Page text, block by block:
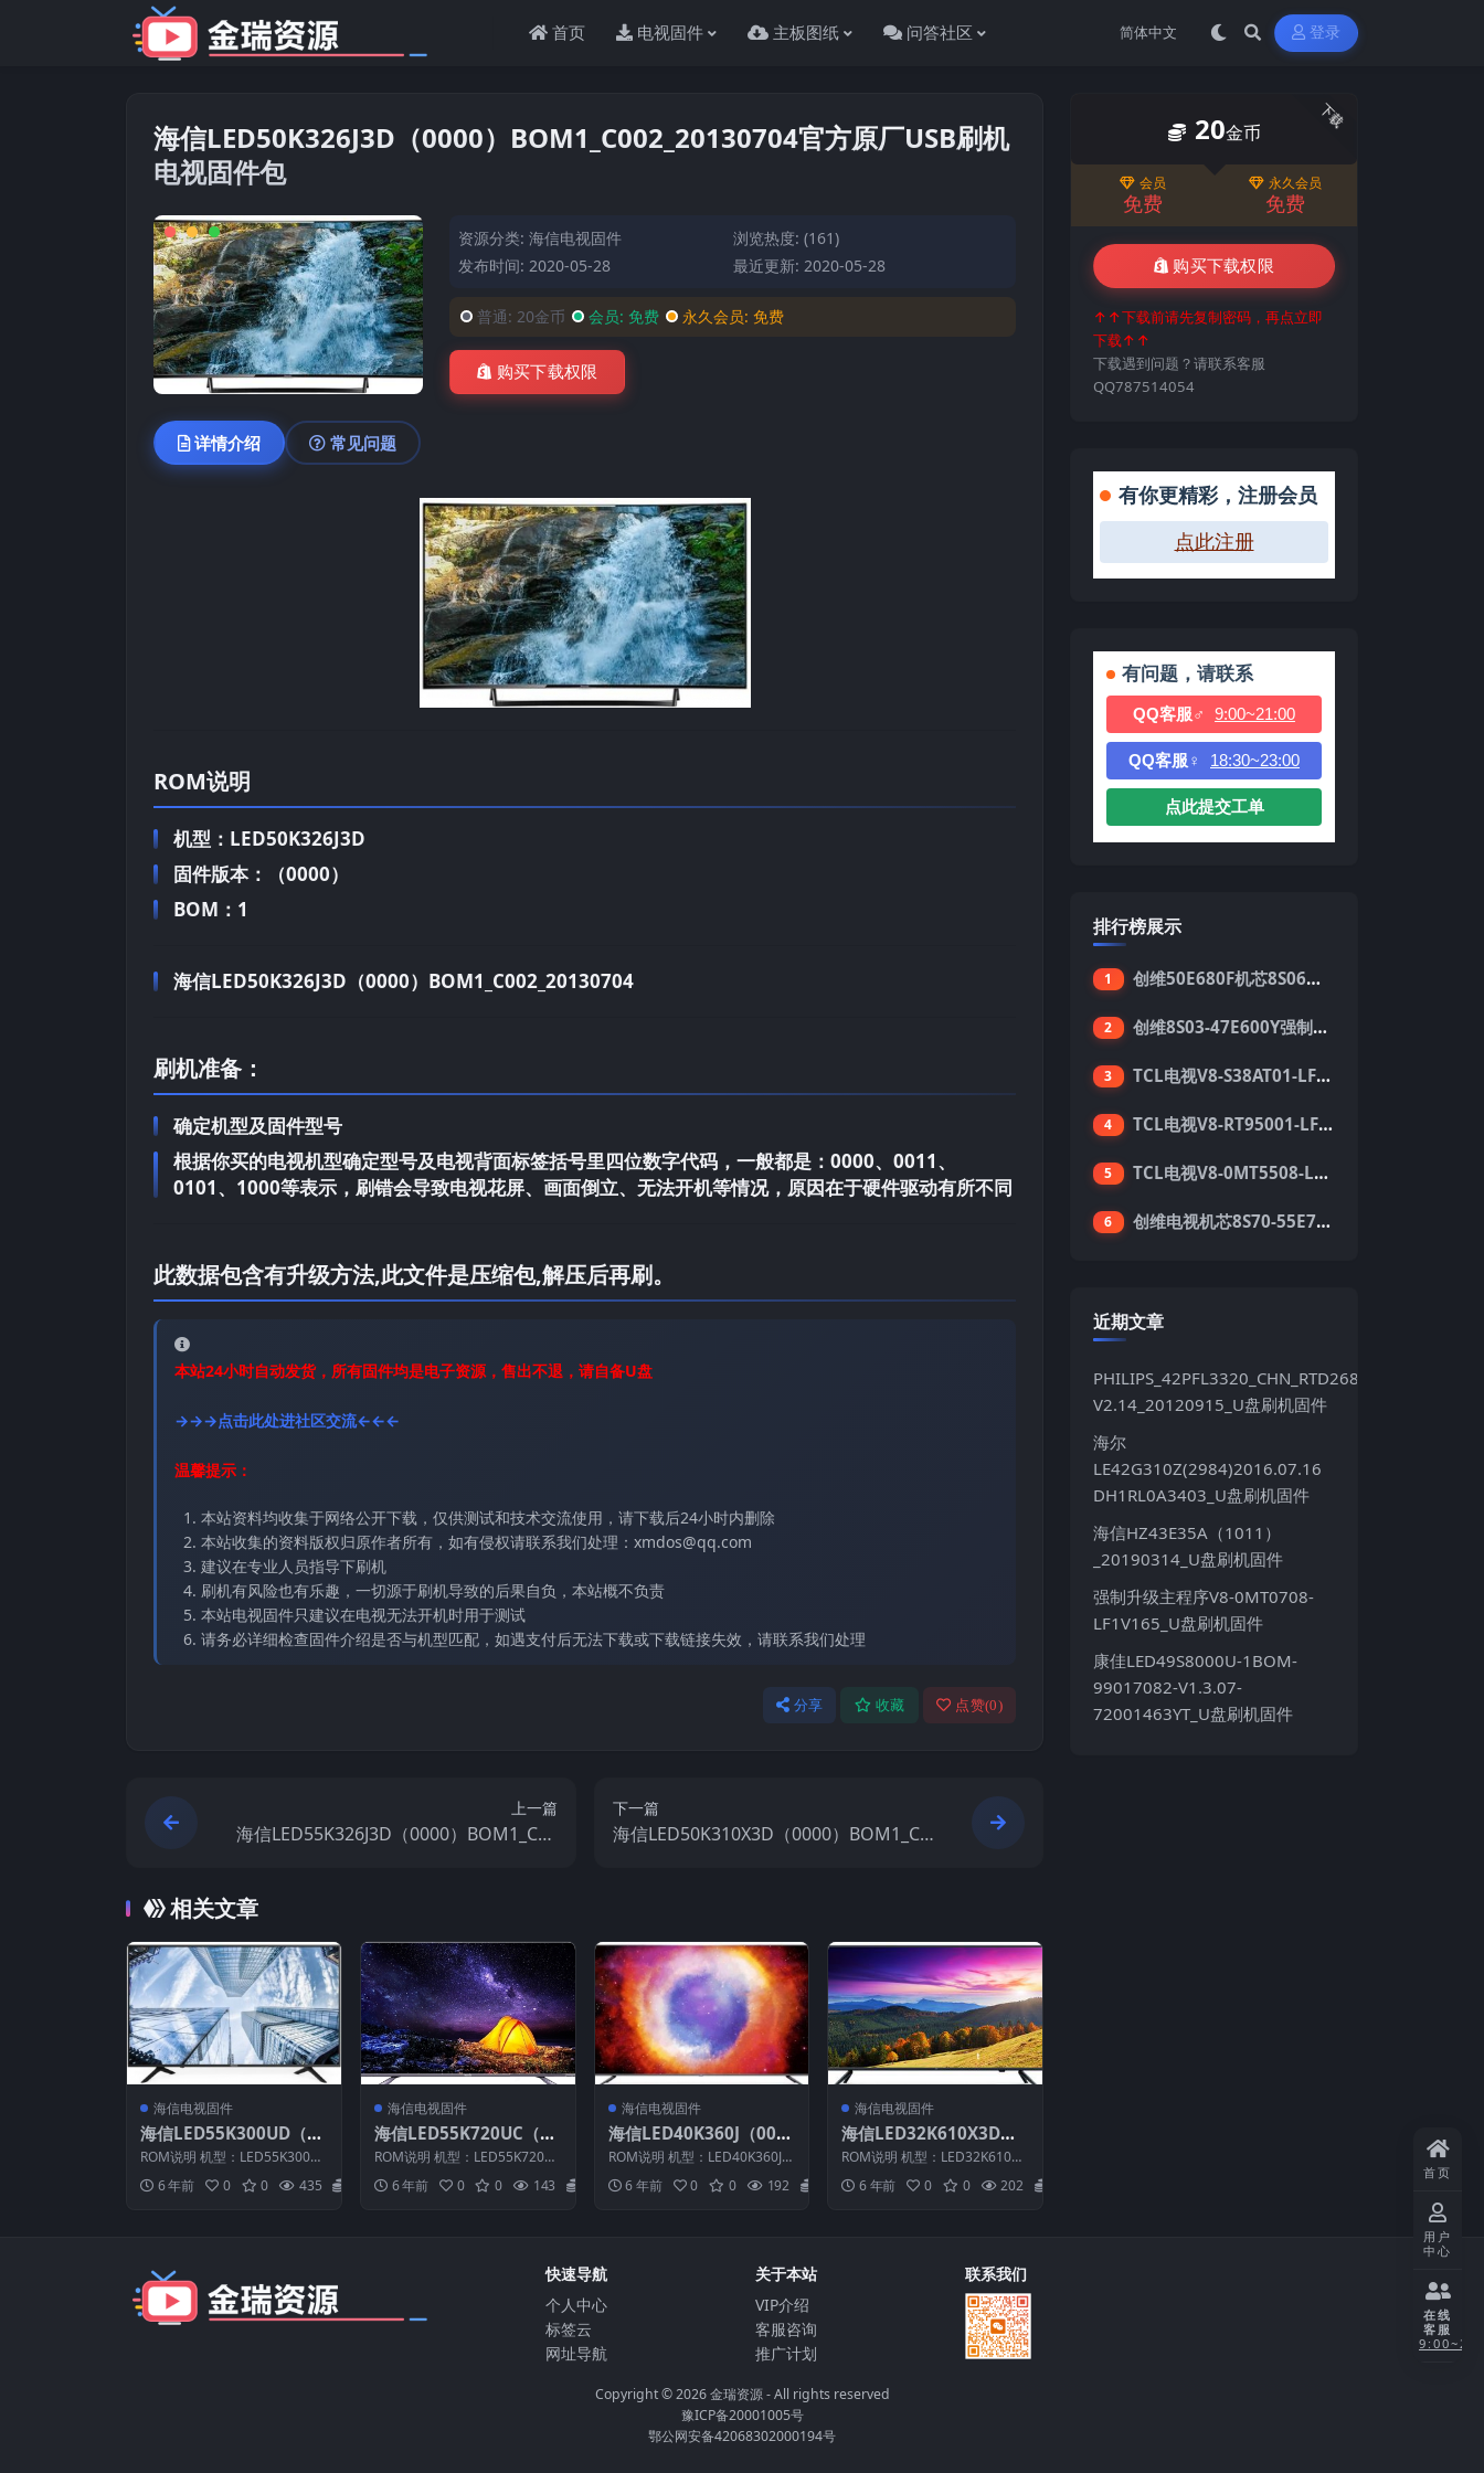
首页 电视固件 主板图纸 问答社区 登录
海信LED50K326J3D（0000）BOM1_C002_20130704官方原厂USB刷机
电视固件包
资源分类:海信电视固件
浏览热度: (161)
发布时间: 2020-05-28
最近更新: 2020-05-28
普通: 20金币 会员: 免费 永久会员:免费
购买下载权限
详情介绍 常见问题
ROM说明
机型：LED50K326J3D
固件版本：（0000）
BOM：1
海信LED50K326J3D（0000）BOM1_C002_20130704
刷机准备：
确定机型及固件型号
根据你买的电视机型确定型号及电视背面标签括号里四位数字代码，一般都是：0000、0011、
0101、1000等表示，刷错会导致电视花屏、画面倒立、无法开机等情况，原因在于硬件驱动有所不同
此数据包含有升级方法,此文件是压缩包,解压后再刷。
本站24小时自动发货，所有固件均是电子资源，售出不退，请自备U盘
→→→点击此处进社区交流←←←
温馨提示：
本站资料均收集于网络公开下载，仅供测试和技术交流使用，请下载后24小时内删除
本站收集的资料版权归原作者所有，如有侵权请联系我们处理：xmdos@qq.com
建议在专业人员指导下刷机
刷机有风险也有乐趣，一切源于刷机导致的后果自负，本站概不负责
本站电视固件只建议在电视无法开机时用于测试
请务必详细检查固件介绍是否与机型匹配，如遇支付后无法下载或下载链接失效，请联系我们处理
分享 收藏 点赞(0)
上一篇
海信LED55K326J3D（0000）BOM1_C00
下一篇
海信LED50K310X3D（0000）BOM1_C0
相关文章
海信电视固件
海信LED55K300UD（00
02）BOM3官方原厂USB
刷机电视固件包
ROM说明 机型：LED55K300U
D 固件版本：（0002） BOM：
3 海...6 年前 0 0 435
海信电视固件
海信LED55K720UC（00
00）BOM1官方原厂USB
刷机电视固件包
ROM说明 机型：LED55K720U
C 固件版本：（0000） BOM：
1 样...6 年前 0 0 143
海信电视固件
海信LED40K360J（000
0）BOM1官方原厂USB
刷机电视固件包
ROM说明 机型：LED40K360J
固件版本：（0000） BOM：1
海信...6 年前 0 0 192
海信电视固件
海信LED32K610X3D（0
000）BOM1官方原厂US
B刷机电视固件包
ROM说明 机型：LED32K610X3
D 固件版本：（0000） BOM：
1 ...6 年前 0 0 202
下载
20金币
会员
免费
永久会员
免费
购买下载权限
↑↑下载前请先复制密码，再点立即
下载↑↑
下载遇到问题？请联系客服
QQ787514054
有你更精彩，注册会员
点此注册
有问题，请联系
QQ客服♂ 9:00~21:00
QQ客服♀ 18:30~23:00
点此提交工单
排行榜展示
1 创维50E680F机芯8S06强制升级刷机包
2 创维8S03-47E600Y强制升级软件刷机电视固件包
3 TCL电视V8-S38AT01-LF1V123版本强刷电视固件包下载
4 TCL电视V8-RT95001-LF1V215版本强刷电视固件包下载
5 TCL电视V8-0MT5508-LF1V362版本强刷电视固件包下载
6 创维电视机芯8S70-55E710S系列酷开5.05刷机固件
近期文章
V2.14_20120915_U盘刷机固件
海尔
LE42G310Z(2984)2016.07.16
DH1RL0A3403_U盘刷机固件
海信HZ43E35A（1011）
_20190314_U盘刷机固件
强制升级主程序V8-0MT0708-
LF1V165_U盘刷机固件
康佳LED49S8000U-1BOM-
99017082-V1.3.07-
72001463YT_U盘刷机固件
快速导航
个人中心
标签云
网址导航
关于本站
VIP介绍
客服咨询
推广计划
联系我们
Copyright © 2026金瑞资源- All rights reserved
豫ICP备20001005号
鄂公网安备42068302000194号
首页
用户
中心
在线
客服